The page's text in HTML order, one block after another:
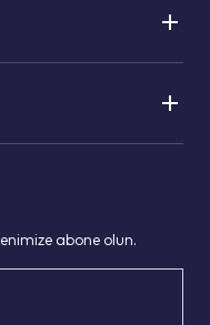
abone olun.